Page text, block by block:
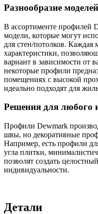
Разнообразие моделей
В ассортименте профилей
модели, которые могут
для стен/потолков. Каждая
характеристики,
вариант в зависимости от
некоторые профили
помещениях с высокой
идеально подходят для
Решения для любого
Профили Dewmark
швы, но декоративные
Например, есть профили
угла плитки,
позволят создать
индивидуальности.
Детали